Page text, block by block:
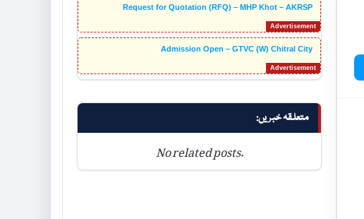
Request for Quotation (RFQ) – MHP Khot – AKRSP
Admission Open – GTVC (W) Chitral City
متعلقہ خبریں:
No related posts.